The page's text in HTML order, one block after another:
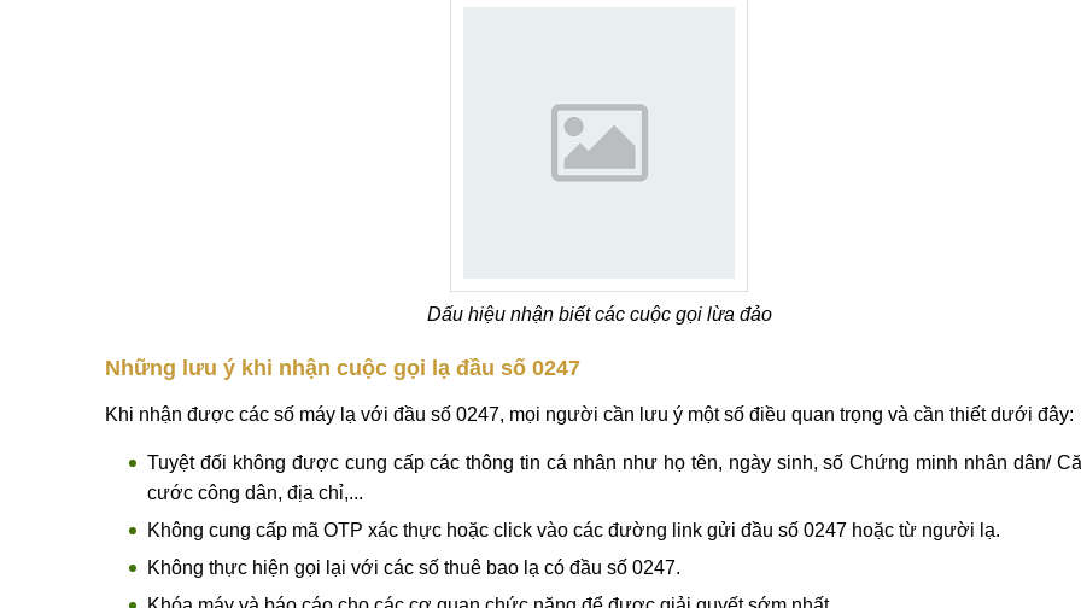
Dấu hiệu nhận biết các cuộc gọi lừa đảo
Những lưu ý khi nhận cuộc gọi lạ đầu số 0247
Khi nhận được các số máy lạ với đầu số 0247, mọi người cần lưu ý một số điều quan trọng và cần thiết dưới đây:
Tuyệt đối không được cung cấp các thông tin cá nhân như họ tên, ngày sinh, số Chứng minh nhân dân/
cước công dân, địa chỉ,...
Không cung cấp mã OTP xác thực hoặc click vào các đường link gửi đầu số 0247 hoặc từ người lạ.
Không thực hiện gọi lại với các số thuê bao lạ có đầu số 0247.